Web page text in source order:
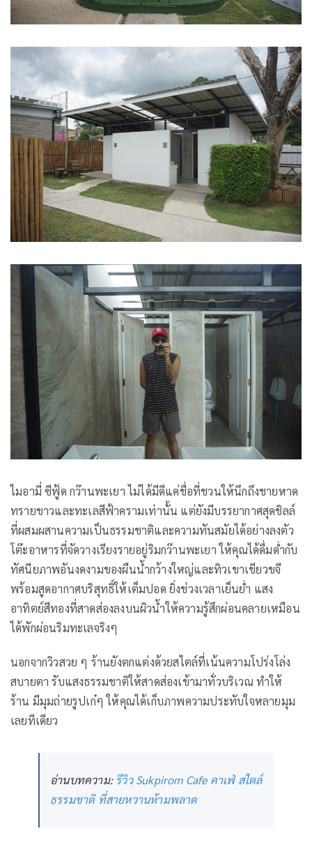
ไมอามี่ ซีฟู้ด กว๊านพะเยา ไม่ได้มีดีแค่ชื่อที่ชวนให้นึกถึงชายหาด
ทรายขาวและทะเลสีฟ้าครามเท่านั้น แต่ยังมีบรรยากาศสุดชิลล์
ที่ผสมผสานความเป็นธรรมชาติและความทันสมัยได้อย่างลงตัว
โต๊ะอาหารที่จัดวางเรียงรายอยู่ริมกว๊านพะเยา ให้คุณได้ดื่มด่ำกับ
ทัศนียภาพอันงดงามของผืนน้ำกว้างใหญ่และทิวเขาเขียวขจี
พร้อมสูดอากาศบริสุทธิ์ให้เต็มปอด ยิ่งช่วงเวลาเย็นย่ำ แสง
อาทิตย์สีทองที่สาดส่องลงบนผิวน้ำให้ความรู้สึกผ่อนคลายเหมือน
ได้พักผ่อนริมทะเลจริงๆ
นอกจากวิวสวย ๆ ร้านยังตกแต่งด้วยสไตล์ที่เน้นความโปร่งโล่ง
สบายตา รับแสงธรรมชาติให้สาดส่องเข้ามาทั่วบริเวณ ทำให้
ร้าน มีมุมถ่ายรูปเก๋ๆ ให้คุณได้เก็บภาพความประทับใจหลายมุม
เลยทีเดียว
อ่านบทความ: รีวิว Sukpirom Cafe คาเฟ่ สไตล์
ธรรมชาติ ที่สายหวานห้ามพลาด